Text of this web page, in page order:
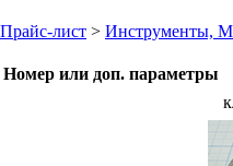
Прайс-лист > Инструменты,
Номер или доп. параметры